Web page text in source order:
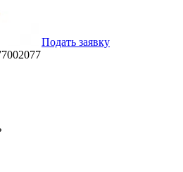
Подать заявку